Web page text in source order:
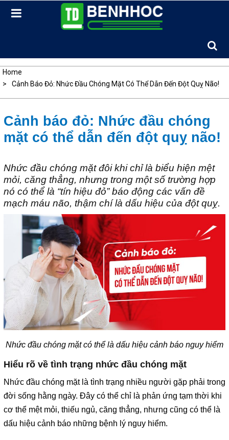
Skip
Home
Cảnh Báo Đỏ: Nhức Đầu Chóng Mặt Có Thể Dẫn Đến Đột Quỵ Não!
Cảnh báo đỏ: Nhức đầu chóng
mặt có thể dẫn đến đột quỵ não!
Nhức đầu chóng mặt đôi khi chỉ là biểu hiện mệt
mỏi, căng thẳng, nhưng trong một số trường hợp
nó có thể là “tín hiệu đỏ” báo động các vấn đề
mạch máu não, thậm chí là dấu hiệu của đột quỵ.
Nhức đầu chóng mặt có thể là dấu hiệu cảnh báo nguy hiểm
Hiểu rõ về tình trạng nhức đầu chóng mặt
Nhức đầu chóng mặt là tình trạng nhiều người gặp phải trong
đời sống hằng ngày. Đây có thể chỉ là phản ứng tạm thời khi
cơ thể mệt mỏi, thiếu ngủ, căng thẳng, nhưng cũng có thể là
dấu hiệu cảnh báo những bệnh lý nguy hiểm.